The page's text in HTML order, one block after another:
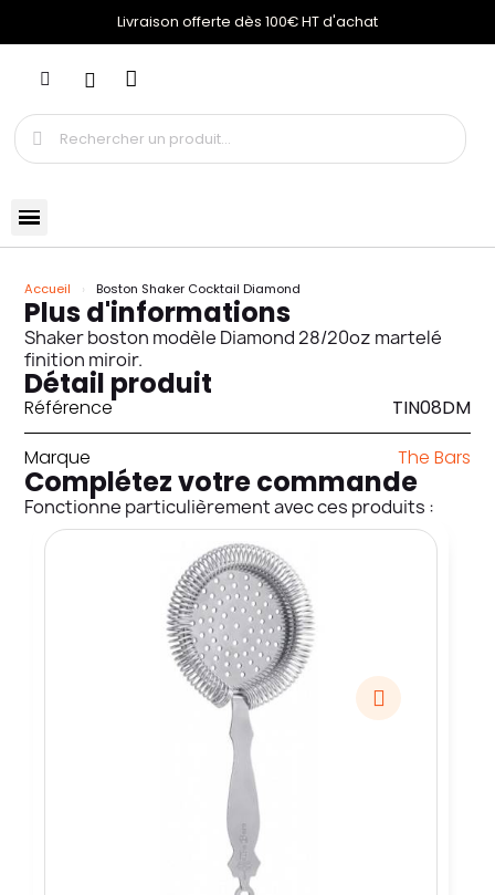
Livraison offerte dès 100€ HT d'achat
Accueil Boston Shaker Cocktail Diamond
Plus d'informations
Shaker boston modèle Diamond 28/20oz martelé
finition miroir.
Détail produit
Référence
TIN08DM
Marque
The Bars
Complétez votre commande
Fonctionne particulièrement avec ces produits :